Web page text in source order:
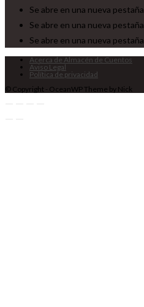
Se abre en una nueva pestaña
Se abre en una nueva pestaña
Se abre en una nueva pestaña
Acerca de Almacén de Cuentos
Aviso Legal
Política de privacidad
© Copyright - OceanWP Theme by Nick